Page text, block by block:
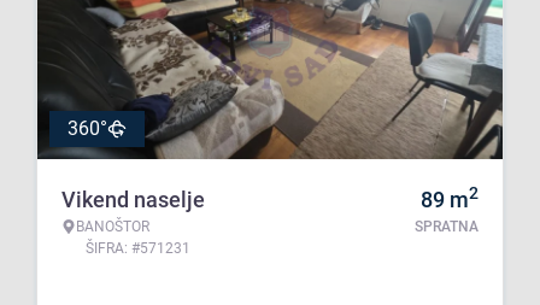
360°
Vikend naselje
BANOŠTOR
ŠIFRA: #571231
89 m2
SPRATNA